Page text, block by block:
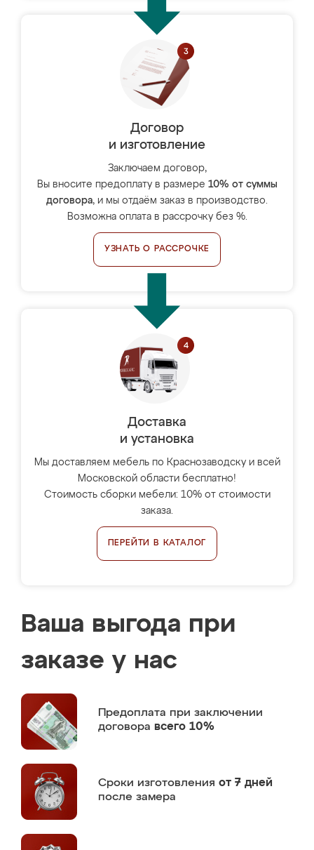
Договор
и изготовление
Заключаем договор,
Вы вносите предоплату в размере 10% от суммы
договора, и мы отдаём заказ в производство.
Возможна оплата в рассрочку без %.
УЗНАТЬ О РАССРОЧКЕ
Доставка
и установка
Мы доставляем мебель по Краснозаводску и всей
Московской области бесплатно!
Стоимость сборки мебели: 10% от стоимости
заказа.
ПЕРЕЙТИ В КАТАЛОГ
Ваша выгода при
заказе у нас
Предоплата при заключении
договора всего 10%
Сроки изготовления от 7 дней
после замера